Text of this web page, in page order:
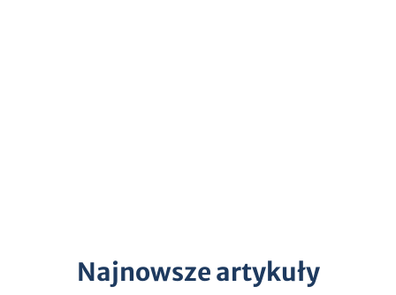
Najnowsze artykuły